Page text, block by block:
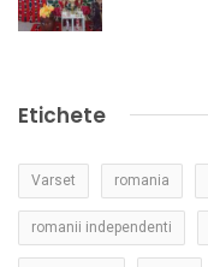
Etichete
Varset romania
romanii independenti